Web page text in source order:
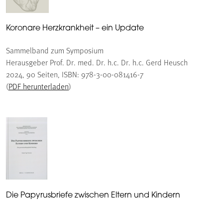
Koronare Herzkrankheit – ein Update
Sammelband zum Symposium
Herausgeber Prof. Dr. med. Dr. h.c. Dr. h.c. Gerd Heusch
2024, 90 Seiten, ISBN: 978-3-00-081416-7
(PDF herunterladen)
Die Papyrusbriefe zwischen Eltern und Kindern